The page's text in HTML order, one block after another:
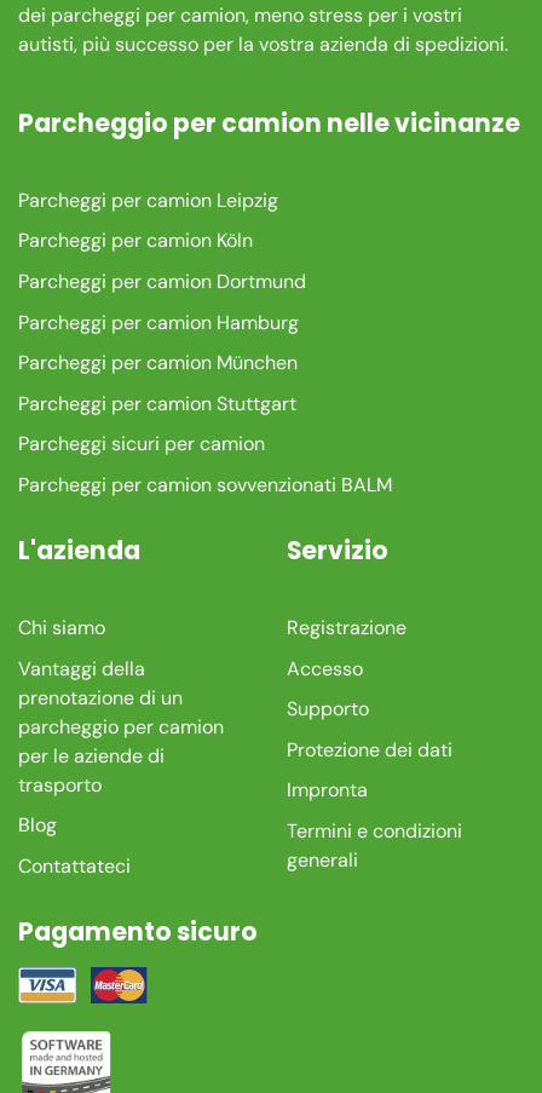
dei parcheggi per camion, meno stress per i vostri
autisti, più successo per la vostra azienda di spedizioni.
Parcheggio per camion nelle vicinanze
Parcheggi per camion Leipzig
Parcheggi per camion Köln
Parcheggi per camion Dortmund
Parcheggi per camion Hamburg
Parcheggi per camion München
Parcheggi per camion Stuttgart
Parcheggi sicuri per camion
Parcheggi per camion sovvenzionati BALM
L'azienda
Chi siamo
Vantaggi della
prenotazione di un
parcheggio per camion
per le aziende di
trasporto
Blog
Contattateci
Servizio
Registrazione
Accesso
Supporto
Protezione dei dati
Impronta
Termini e condizioni
generali
Pagamento sicuro